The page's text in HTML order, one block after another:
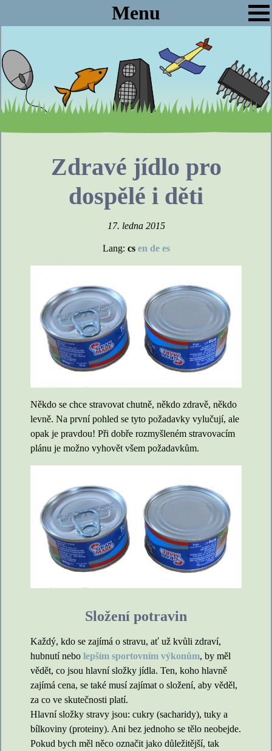
Menu
Zdravé jídlo pro
dospělé i děti
17. ledna 2015
Lang: cs en de es
Někdo se chce stravovat chutně, někdo zdravě, někdo
levně. Na první pohled se tyto požadavky vylučují, ale
opak je pravdou! Při dobře rozmyšleném stravovacím
plánu je možno vyhovět všem požadavkům.
Složení potravin
Každý, kdo se zajímá o stravu, ať už kvůli zdraví,
hubnutí nebo lepším sportovním výkonům, by měl
vědět, co jsou hlavní složky jídla. Ten, koho hlavně
zajímá cena, se také musí zajímat o složení, aby věděl,
za co ve skutečnosti platí.
Hlavní složky stravy jsou: cukry (sacharidy), tuky a
bílkoviny (proteiny). Ani bez jednoho se tělo neobejde.
Pokud bych měl něco označit jako důležitější, tak